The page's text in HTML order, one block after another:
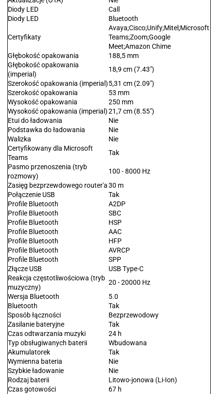
Diody LED
Call
Diody LED
Bluetooth
Certyfikaty
Avaya;Cisco;Unify;Mitel;Microsoft
Teams;Zoom;Google
Meet;Amazon Chime
Głębokość opakowania
188,5 mm
Głębokość opakowania
(imperial)
18,9 cm (7.43")
Szerokość opakowania (imperial)5,31 cm (2.09")
Szerokość opakowania
53 mm
Wysokość opakowania
250 mm
Wysokość opakowania (imperial)21,7 cm (8.55")
Etui do ładowania
Nie
Podstawka do ładowania
Nie
Walizka
Nie
Certyfikowany dla Microsoft
Teams
Tak
Pasmo przenoszenia (tryb
rozmowy)
100 - 8000 Hz
Zasięg bezprzewdowego router'a30 m
Połączenie USB
Tak
Profile Bluetooth
A2DP
Profile Bluetooth
SBC
Profile Bluetooth
HSP
Profile Bluetooth
AAC
Profile Bluetooth
HFP
Profile Bluetooth
AVRCP
Profile Bluetooth
SPP
Złącze USB
USB Type-C
Reakcja częstotliwościowa (tryb
muzyczny)
20 - 20000 Hz
Wersja Bluetooth
5.0
Bluetooth
Tak
Sposób łączności
Bezprzewodowy
Zasilanie bateryjne
Tak
Czas odtwarzania muzyki
24 h
Typ obsługiwanych baterii
Wbudowana
Akumulatorek
Tak
Wymienna bateria
Nie
Szybkie ładowanie
Nie
Rodzaj baterii
Litowo-jonowa (Li-Ion)
Czas gotowości
67 h